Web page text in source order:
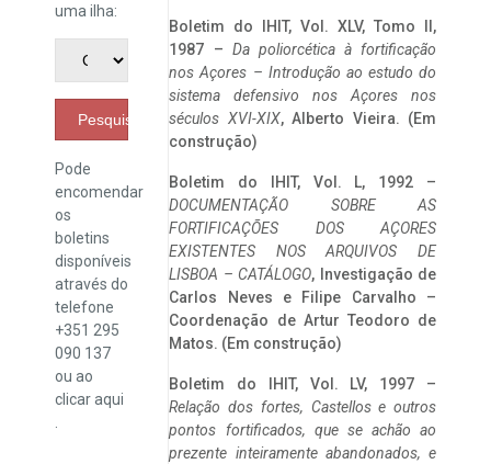
uma ilha:
Pesquisar
Pode
encomendar
os
boletins
disponíveis
através do
telefone
+351 295
090 137
ou ao
clicaraqui
Boletim do IHIT, Vol. XLV, Tomo II,
1987 – Da poliorcética à fortificação
nos Açores – Introdução ao estudo do
sistema defensivo nos Açores nos
séculos XVI-XIX, Alberto Vieira. (Em
construção)
Boletim do IHIT, Vol. L, 1992 –
DOCUMENTAÇÃO SOBRE AS
FORTIFICAÇÕES DOS AÇORES
EXISTENTES NOS ARQUIVOS DE
LISBOA – CATÁLOGO, Investigação de
Carlos Neves e Filipe Carvalho –
Coordenação de Artur Teodoro de
Matos. (Em construção)
Boletim do IHIT, Vol. LV, 1997 –
Relação dos fortes, Castellos e outros
pontos fortificados, que se achão ao
prezente inteiramente abandonados, e